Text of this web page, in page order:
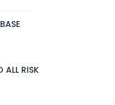
ALL RISK